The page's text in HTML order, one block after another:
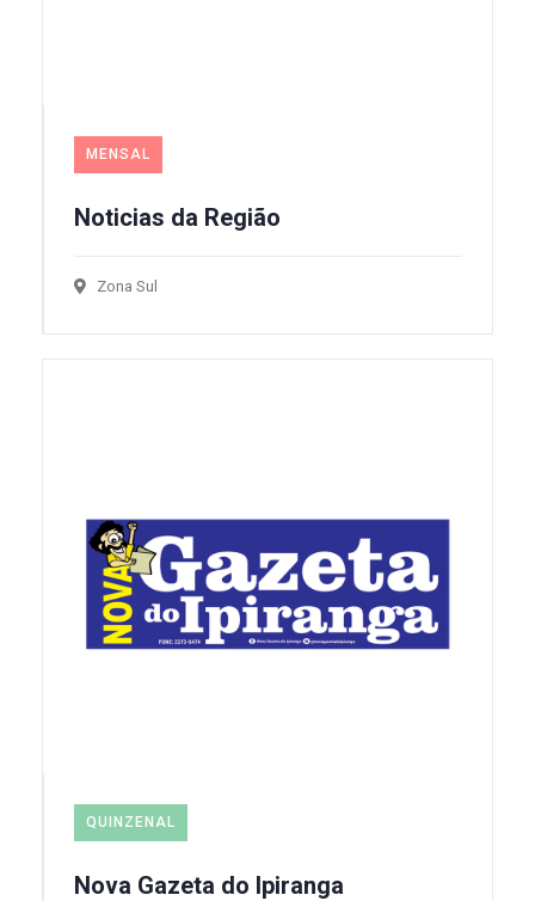
MENSAL
Noticias da Região
Zona Sul
QUINZENAL
Nova Gazeta do Ipiranga